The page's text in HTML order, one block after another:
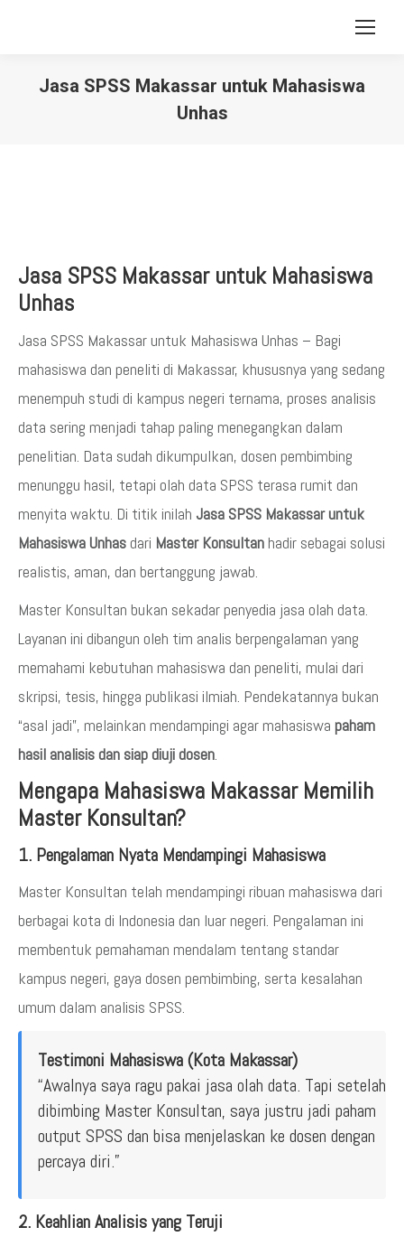
Jasa SPSS Makassar untuk Mahasiswa
Unhas
Jasa SPSS Makassar untuk Mahasiswa
Unhas
Jasa SPSS Makassar untuk Mahasiswa Unhas – Bagi
mahasiswa dan peneliti di Makassar, khususnya yang sedang
menempuh studi di kampus negeri ternama, proses analisis
data sering menjadi tahap paling menegangkan dalam
penelitian. Data sudah dikumpulkan, dosen pembimbing
menunggu hasil, tetapi olah data SPSS terasa rumit dan
menyita waktu. Di titik inilah Jasa SPSS Makassar untuk
Mahasiswa Unhas dari Master Konsultan hadir sebagai solusi
realistis, aman, dan bertanggung jawab.
Master Konsultan bukan sekadar penyedia jasa olah data.
Layanan ini dibangun oleh tim analis berpengalaman yang
memahami kebutuhan mahasiswa dan peneliti, mulai dari
skripsi, tesis, hingga publikasi ilmiah. Pendekatannya bukan
“asal jadi”, melainkan mendampingi agar mahasiswa paham
hasil analisis dan siap diuji dosen.
Mengapa Mahasiswa Makassar Memilih
Master Konsultan?
1. Pengalaman Nyata Mendampingi Mahasiswa
Master Konsultan telah mendampingi ribuan mahasiswa dari
berbagai kota di Indonesia dan luar negeri. Pengalaman ini
membentuk pemahaman mendalam tentang standar
kampus negeri, gaya dosen pembimbing, serta kesalahan
umum dalam analisis SPSS.
Testimoni Mahasiswa (Kota Makassar)
“Awalnya saya ragu pakai jasa olah data. Tapi setelah
dibimbing Master Konsultan, saya justru jadi paham
output SPSS dan bisa menjelaskan ke dosen dengan
percaya diri.”
2. Keahlian Analisis yang Teruji